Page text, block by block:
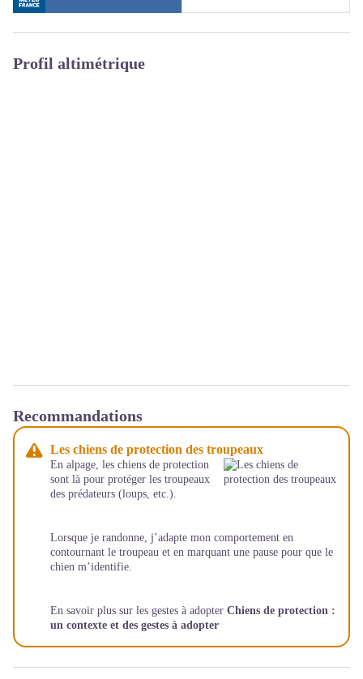
Profil altimétrique
Recommandations
Les chiens de protection des troupeaux
En alpage, les chiens de protection
sont là pour protéger les troupeaux
des prédateurs (loups, etc.).
Lorsque je randonne, j’adapte mon comportement en
contournant le troupeau et en marquant une pause pour que le
chien m’identifie.
En savoir plus sur les gestes à adopter Chiens de protection :
un contexte et des gestes à adopter